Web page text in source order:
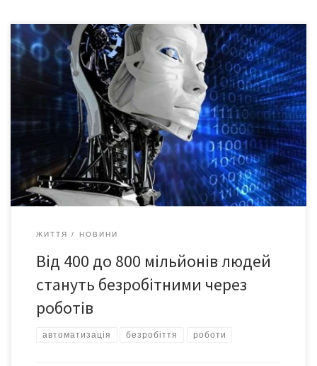
Від 400 до 800 мільйонів працівників в усьому світі до 2030 року
можуть втратити свої робочі місця, тому що їх замінять
роботи або процеси автоматизації. Про це свідчать
підрахунки McKinsey Global Institute, передає republic. Робочі
місця можуть втратити люди як у розвинених, так і в країнах,
що розвиваються. У зоні […]
ЖИТТЯ НОВИНИ
Від 400 до 800 мільйонів людей
стануть безробітними через
роботів
автоматизація безробіття роботи